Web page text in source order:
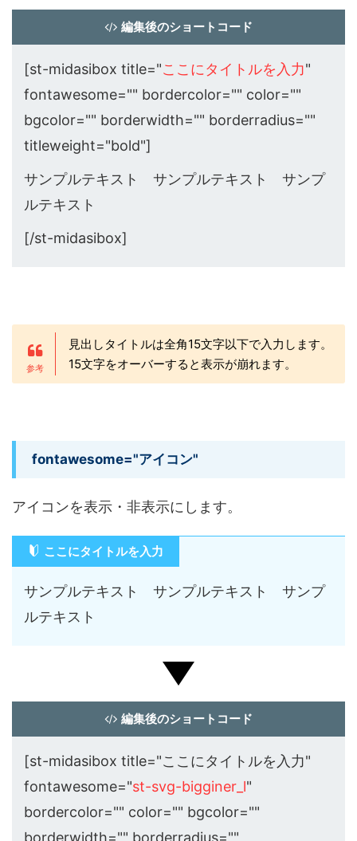
編集後のショートコード
[st-midasibox title="ここにタイトルを入力"
fontawesome="" bordercolor="" color=""
bgcolor="" borderwidth="" borderradius=""
titleweight="bold"]
サンプルテキスト サンプルテキスト サンプ
ルテキスト
[/st-midasibox]
見出しタイトルは全角15文字以下で入力します。
15文字をオーバーすると表示が崩れます。
fontawesome="アイコン"
アイコンを表示・非表示にします。
ここにタイトルを入力
サンプルテキスト サンプルテキスト サンプ
ルテキスト
編集後のショートコード
[st-midasibox title="ここにタイトルを入力"
fontawesome="st-svg-bigginer_l"
bordercolor="" color="" bgcolor=""
borderwidth="" borderradius=""